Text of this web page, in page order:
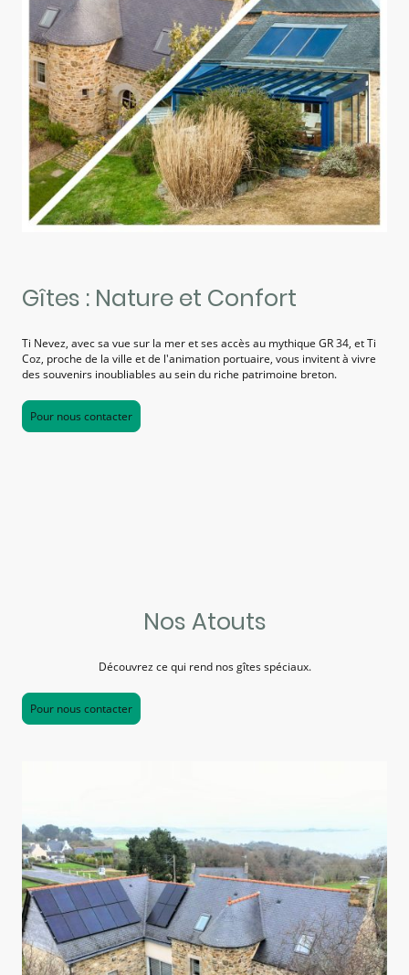
Gîtes : Nature et Confort
Ti Nevez, avec sa vue sur la mer et ses accès au mythique GR 34, et Ti
Coz, proche de la ville et de l'animation portuaire, vous invitent à vivre
des souvenirs inoubliables au sein du riche patrimoine breton.
Pour nous contacter
Nos Atouts
Découvrez ce qui rend nos gîtes spéciaux.
Pour nous contacter